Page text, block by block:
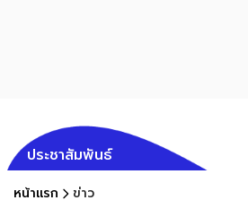
ประชาสัมพันธ์
หน้าแรก ข่าว